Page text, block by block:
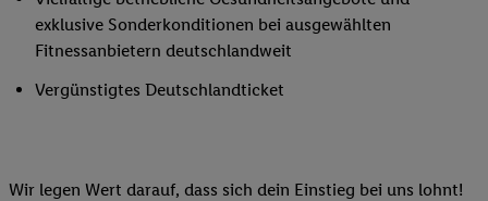
exklusive Sonderkonditionen bei ausgewählten
Fitnessanbietern deutschlandweit
Vergünstigtes Deutschlandticket
Wir legen Wert darauf, dass sich dein Einstieg bei uns lohnt!